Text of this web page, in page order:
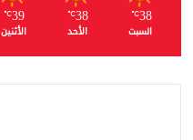
38
℃
السبت
38
℃
الأحد
39
℃
الأثنين